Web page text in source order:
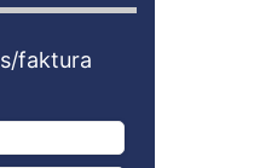
faktura